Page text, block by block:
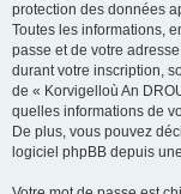
protection des données
Toutes les informations,
passe et de votre
durant votre inscription,
de « Korvigelloù An
quelles informations de
De plus, vous pouvez
logiciel phpBB depuis